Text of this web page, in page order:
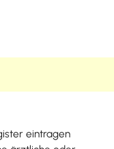
eintragen